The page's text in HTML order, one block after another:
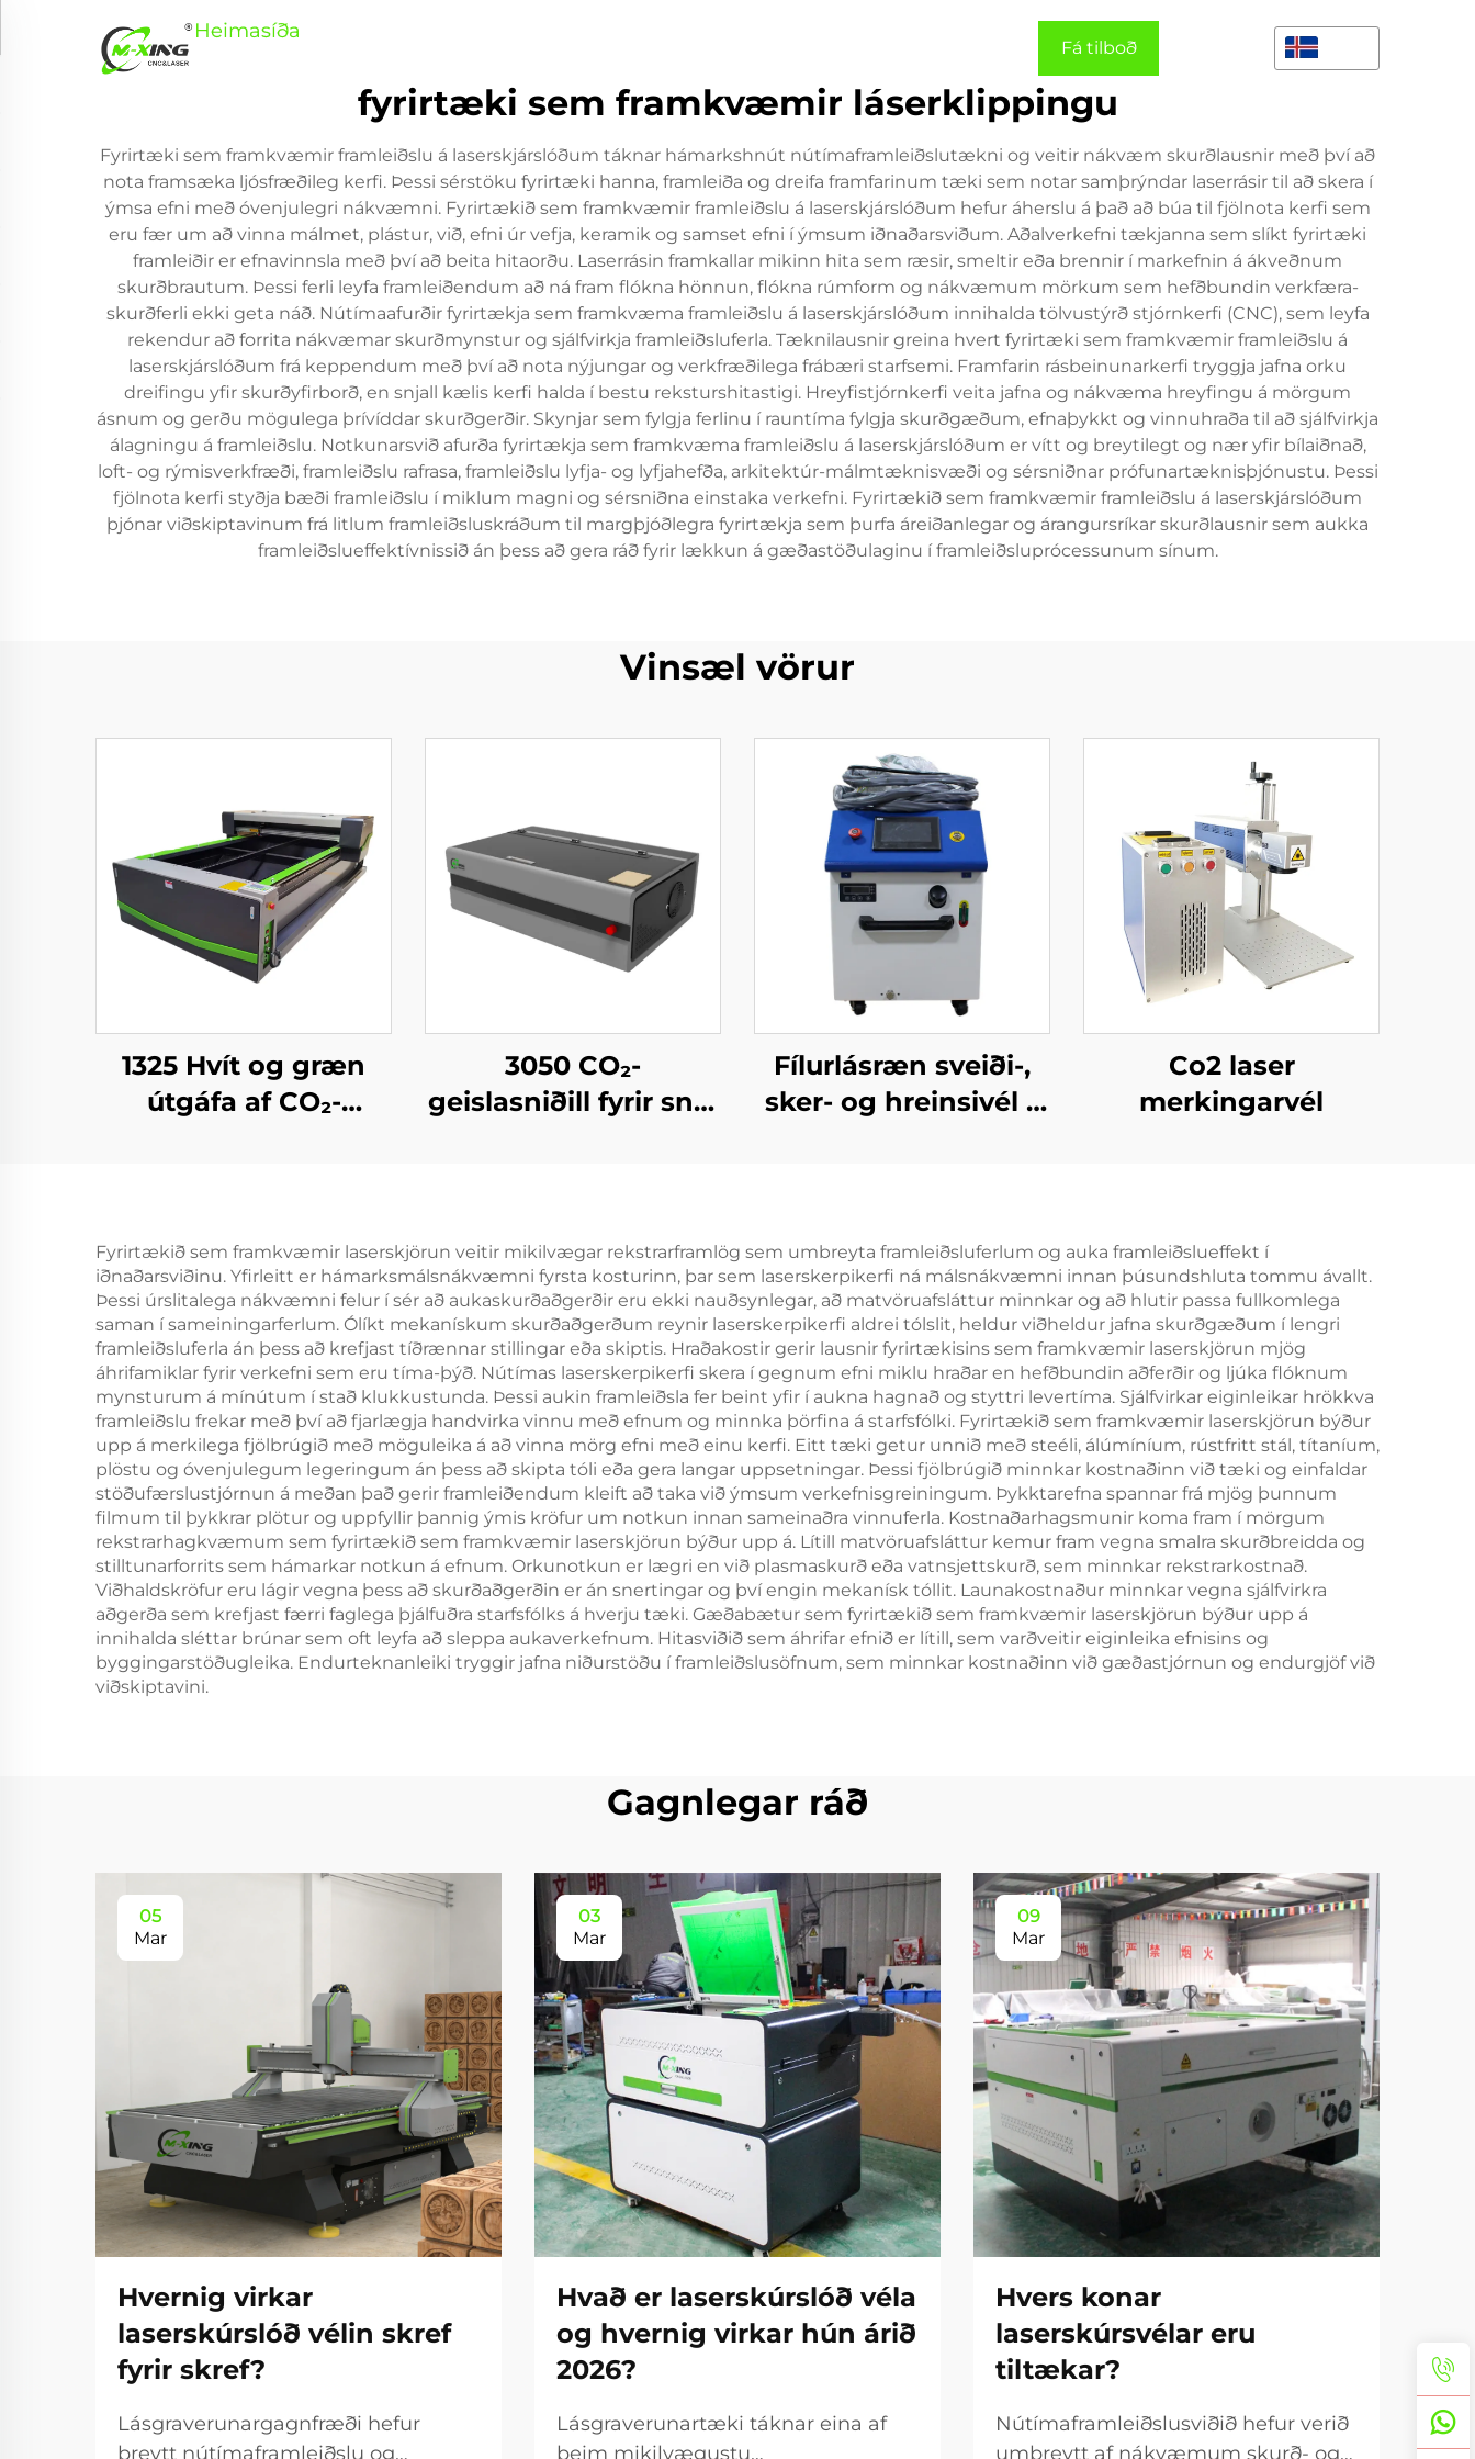
Heimasíða
Fá tilboð
fyrirtæki sem framkvæmir láserklippingu
Fyrirtæki sem framkvæmir framleiðslu á laserskjárslóðum táknar hámarkshnút nútímaframleiðslutækni og veitir nákvæm skurðlausnir með því að
nota framsæka ljósfræðileg kerfi. Þessi sérstöku fyrirtæki hanna, framleiða og dreifa framfarinum tæki sem notar samþrýndar laserrásir til að skera í
ýmsa efni með óvenjulegri nákvæmni. Fyrirtækið sem framkvæmir framleiðslu á laserskjárslóðum hefur áherslu á það að búa til fjölnota kerfi sem
eru fær um að vinna málmet, plástur, við, efni úr vefja, keramik og samset efni í ýmsum iðnaðarsviðum. Aðalverkefni tækjanna sem slíkt fyrirtæki
framleiðir er efnavinnsla með því að beita hitaorðu. Laserrásin framkallar mikinn hita sem ræsir, smeltir eða brennir í markefnin á ákveðnum
skurðbrautum. Þessi ferli leyfa framleiðendum að ná fram flókna hönnun, flókna rúmform og nákvæmum mörkum sem hefðbundin verkfæra-
skurðferli ekki geta náð. Nútímaafurðir fyrirtækja sem framkvæma framleiðslu á laserskjárslóðum innihalda tölvustýrð stjórnkerfi (CNC), sem leyfa
rekendur að forrita nákvæmar skurðmynstur og sjálfvirkja framleiðsluferla. Tæknilausnir greina hvert fyrirtæki sem framkvæmir framleiðslu á
laserskjárslóðum frá keppendum með því að nota nýjungar og verkfræðilega frábæri starfsemi. Framfarin rásbeinunarkerfi tryggja jafna orku
dreifingu yfir skurðyfirborð, en snjall kælis kerfi halda í bestu reksturshitastigi. Hreyfistjórnkerfi veita jafna og nákvæma hreyfingu á mörgum
ásnum og gerðu mögulega þrívíddar skurðgerðir. Skynjar sem fylgja ferlinu í rauntíma fylgja skurðgæðum, efnaþykkt og vinnuhraða til að sjálfvirkja
álagningu á framleiðslu. Notkunarsvið afurða fyrirtækja sem framkvæma framleiðslu á laserskjárslóðum er vítt og breytilegt og nær yfir bílaiðnað,
loft- og rýmisverkfræði, framleiðslu rafrasa, framleiðslu lyfja- og lyfjahefða, arkitektúr-málmtæknisvæði og sérsniðnar prófunartæknisþjónustu. Þessi
fjölnota kerfi styðja bæði framleiðslu í miklum magni og sérsniðna einstaka verkefni. Fyrirtækið sem framkvæmir framleiðslu á laserskjárslóðum
þjónar viðskiptavinum frá litlum framleiðsluskráðum til margþjóðlegra fyrirtækja sem þurfa áreiðanlegar og árangursríkar skurðlausnir sem aukka
framleiðslueffektívnissið án þess að gera ráð fyrir lækkun á gæðastöðulaginu í framleiðsluprócessunum sínum.
Vinsæl vörur
1325 Hvít og græn
útgáfa af CO₂-
W
3050 CO₂-
geislasniðill fyrir snið
Fílurlásræn sveiði-,
sker- og hreinsivél –
Co2 laser
merkingarvél
Fyrirtækið sem framkvæmir laserskjörun veitir mikilvægar rekstrarframlög sem umbreyta framleiðsluferlum og auka framleiðslueffekt í
iðnaðarsviðinu. Yfirleitt er hámarksmálsnákvæmni fyrsta kosturinn, þar sem laserskerpikerfi ná málsnákvæmni innan þúsundshluta tommu ávallt.
Þessi úrslitalega nákvæmni felur í sér að aukaskurðaðgerðir eru ekki nauðsynlegar, að matvöruafsláttur minnkar og að hlutir passa fullkomlega
saman í sameiningarferlum. Ólíkt mekanískum skurðaðgerðum reynir laserskerpikerfi aldrei tólslit, heldur viðheldur jafna skurðgæðum í lengri
framleiðsluferla án þess að krefjast tíðrænnar stillingar eða skiptis. Hraðakostir gerir lausnir fyrirtækisins sem framkvæmir laserskjörun mjög
áhrifamiklar fyrir verkefni sem eru tíma-þýð. Nútímas laserskerpikerfi skera í gegnum efni miklu hraðar en hefðbundin aðferðir og ljúka flóknum
mynsturum á mínútum í stað klukkustunda. Þessi aukin framleiðsla fer beint yfir í aukna hagnað og styttri levertíma. Sjálfvirkar eiginleikar hrökkva
framleiðslu frekar með því að fjarlægja handvirka vinnu með efnum og minnka þörfina á starfsfólki. Fyrirtækið sem framkvæmir laserskjörun býður
upp á merkilega fjölbrúgið með möguleika á að vinna mörg efni með einu kerfi. Eitt tæki getur unnið með steéli, álúmíníum, rústfritt stál, títaníum,
plöstu og óvenjulegum legeringum án þess að skipta tóli eða gera langar uppsetningar. Þessi fjölbrúgið minnkar kostnaðinn við tæki og einfaldar
stöðufærslustjórnun á meðan það gerir framleiðendum kleift að taka við ýmsum verkefnisgreiningum. Þykktarefna spannar frá mjög þunnum
filmum til þykkrar plötur og uppfyllir þannig ýmis kröfur um notkun innan sameinaðra vinnuferla. Kostnaðarhagsmunir koma fram í mörgum
rekstrarhagkvæmum sem fyrirtækið sem framkvæmir laserskjörun býður upp á. Lítill matvöruafsláttur kemur fram vegna smalra skurðbreidda og
stilltunarforrits sem hámarkar notkun á efnum. Orkunotkun er lægri en við plasmaskurð eða vatnsjettskurð, sem minnkar rekstrarkostnað.
Viðhaldskröfur eru lágir vegna þess að skurðaðgerðin er án snertingar og því engin mekanísk tóllit. Launakostnaður minnkar vegna sjálfvirkra
aðgerða sem krefjast færri faglega þjálfuðra starfsfólks á hverju tæki. Gæðabætur sem fyrirtækið sem framkvæmir laserskjörun býður upp á
innihalda sléttar brúnar sem oft leyfa að sleppa aukaverkefnum. Hitasviðið sem áhrifar efnið er lítill, sem varðveitir eiginleika efnisins og
byggingarstöðugleika. Endurteknanleiki tryggir jafna niðurstöðu í framleiðslusöfnum, sem minnkar kostnaðinn við gæðastjórnun og endurgjöf við
viðskiptavini.
Gagnlegar ráð
05
Mar
Hvernig virkar
laserskúrslóð vélin skref
fyrir skref?
Lásgraverunargagnfræði hefur
breytt nútímaframleiðslu og
03
Mar
Hvað er laserskúrslóð véla
og hvernig virkar hún árið
2026?
Lásgraverunartæki táknar eina af
þeim mikilvægustu
09
Mar
Hvers konar
laserskúrsvélar eru
tiltækar?
Nútímaframleiðslusviðið hefur verið
umbreytt af nákvæmum skurð- og